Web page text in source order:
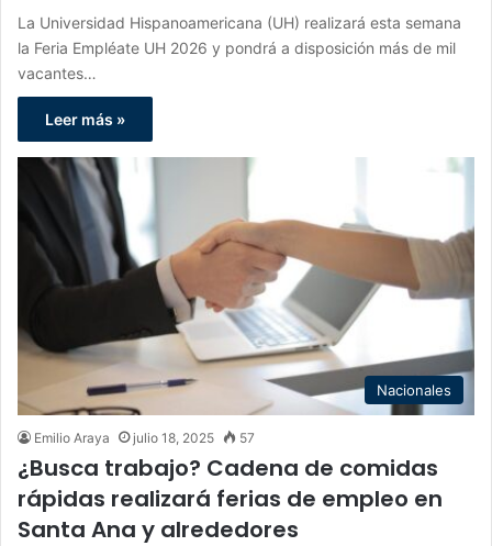
La Universidad Hispanoamericana (UH) realizará esta semana
la Feria Empléate UH 2026 y pondrá a disposición más de mil
vacantes…
Leer más »
Nacionales
Emilio Araya julio 18, 2025 57
¿Busca trabajo? Cadena de comidas
rápidas realizará ferias de empleo en
Santa Ana y alrededores